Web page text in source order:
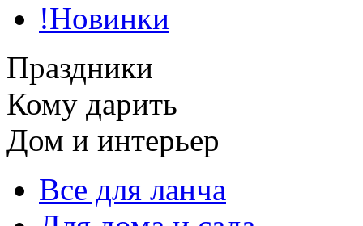
!Новинки
Праздники
Кому дарить
Дом и интерьер
Все для ланча